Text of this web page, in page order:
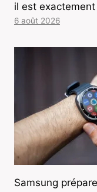
il est exactement
6 août 2026
Samsung